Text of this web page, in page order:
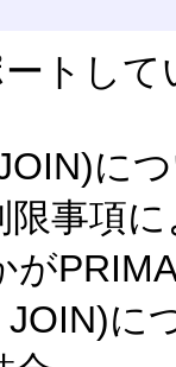
トして
に
限事項
が
に